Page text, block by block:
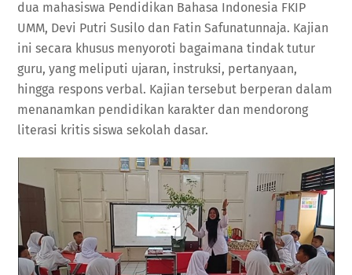
dua mahasiswa Pendidikan Bahasa Indonesia FKIP
UMM, Devi Putri Susilo dan Fatin Safunatunnaja. Kajian
ini secara khusus menyoroti bagaimana tindak tutur
guru, yang meliputi ujaran, instruksi, pertanyaan,
hingga respons verbal. Kajian tersebut berperan dalam
menanamkan pendidikan karakter dan mendorong
literasi kritis siswa sekolah dasar.